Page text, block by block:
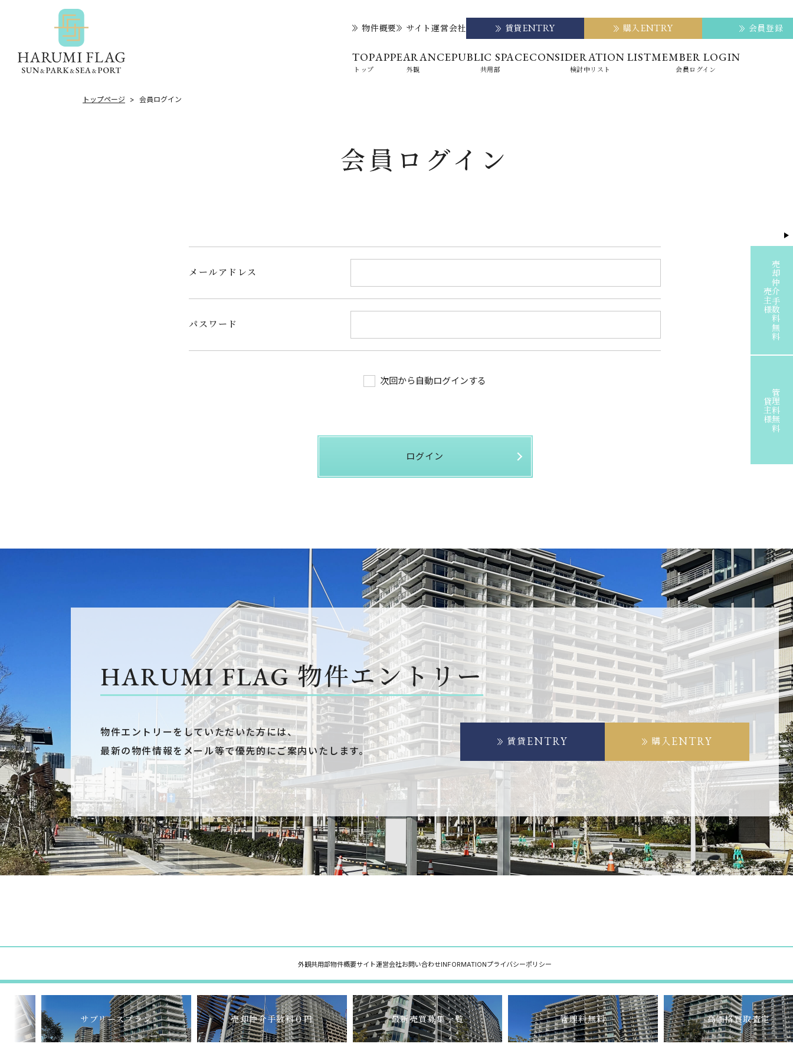
物件概要 サイト運営会社 賃貸ENTRY 購入ENTRY 会員登録
TOP
トップ
APPEARANCE
外観
PUBLIC SPACE
共用部
CONSIDERATION LIST
検討中リスト
MEMBER LOGIN
会員ログイン
トップページ 会員ログイン
会員ログイン
メールアドレス
パスワード
次回から自動ログインする
ログイン
HARUMI FLAG物件エントリー
物件エントリーをしていただいた方には、
最新の物件情報をメール等で優先的にご案内いたします。
賃貸 ENTRY 購入 ENTRY
外観共用部物件概要サイト運営会社お問い合わせINFORMATIONプライバシーポリシー
サブリースプラン 売却仲介手数料０円 最新売買募集一覧 管理料無料 高価格買取査定
売主様売却仲介手数料無料
貸主様管理料無料